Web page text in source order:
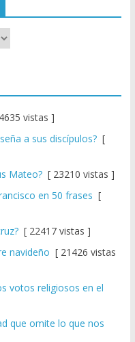
vistas ]
a sus discípulos?[
Mateo?[ 23210 vistas ]
en 50 frases [
[ 22417 vistas ]
navideño [ 21426 vistas
votos religiosos en el
que omite lo que nos